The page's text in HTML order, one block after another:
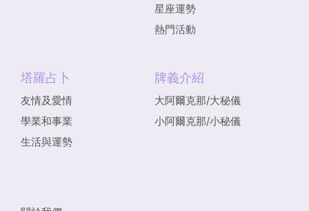
星座運勢
熱門活動
塔羅占卜
友情及愛情
學業和事業
生活與運勢
牌義介紹
大阿爾克那/大秘儀
小阿爾克那/小秘儀